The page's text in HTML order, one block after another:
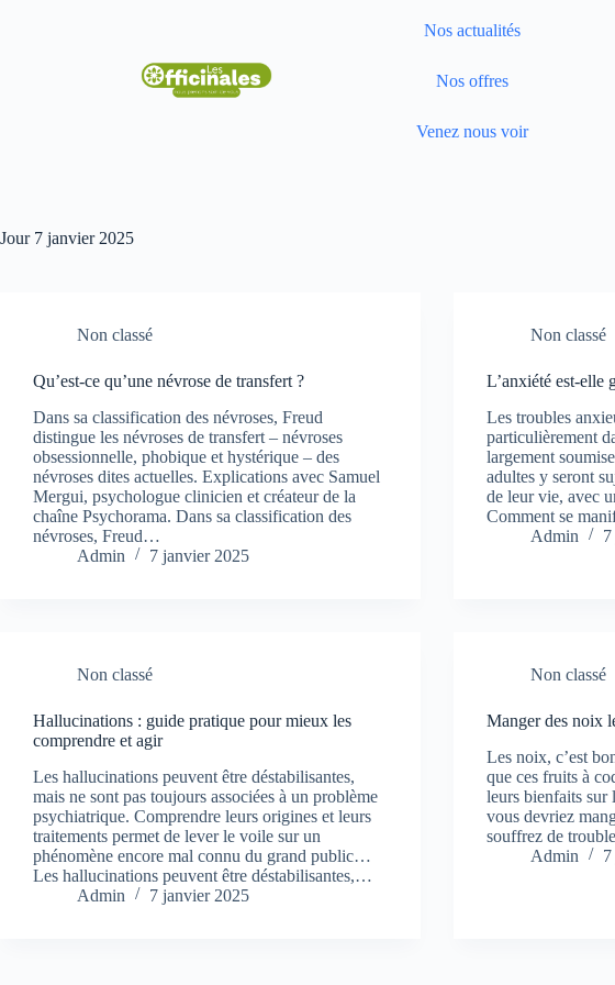
Nos actualités
Nos offres
Venez nous voir
Jour7 janvier 2025
Non classé
Qu’est-ce qu’une névrose de transfert ?
Dans sa classification des névroses, Freud
distingue les névroses de transfert – névroses
obsessionnelle, phobique et hystérique – des
névroses dites actuelles. Explications avec Samuel
Mergui, psychologue clinicien et créateur de la
chaîne Psychorama. Dans sa classification des
névroses, Freud…
Admin
7 janvier 2025
Non classé
L’anxiété est-elle
Les troubles
particulièrement
largement
adultes y seront
de leur vie, avec
Comment se
Admin
Non classé
Hallucinations : guide pratique pour mieux les
comprendre et agir
Les hallucinations peuvent être déstabilisantes,
mais ne sont pas toujours associées à un problème
psychiatrique. Comprendre leurs origines et leurs
traitements permet de lever le voile sur un
phénomène encore mal connu du grand public…
Les hallucinations peuvent être déstabilisantes,…
Admin
7 janvier 2025
Non classé
Manger des noix
Les noix, c’est
que ces fruits à
leurs bienfaits
vous devriez
souffrez de
Admin